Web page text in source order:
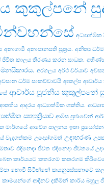
කුකුල්පනේ
අනාගාමී අනාපානසති සූත්‍රය. අනිත්‍ය
ජීවිත කාලය තීරණය කරන සාධක.
අරගලය අර්ථ චර්යාව
ධර්ම සාකච්චාවයි ආකල්ප
ආචාර්ය පූජනීය කුකුල්පනේ
ආතතිය ආදරය ආධ්‍යාත්මික ශක්තිය.
සත්‍යක්‍රියාව ආමිස පූජාවෙන්
මාර්ගයේ ආවේග පාලනය ඉතා
වැදගත්කම උද්‍යෝගමත් උදාහරණ
එදිනෙදා ජීවිත එදිනෙදා ජීවිතයේ
කාර්යයට කතරගම කතරගම
නොවී සිටින්නේ කයනුපස්සනාවේ
කාමයන්ගේ ආදීනව දකිමින් කාර්ය බහුල